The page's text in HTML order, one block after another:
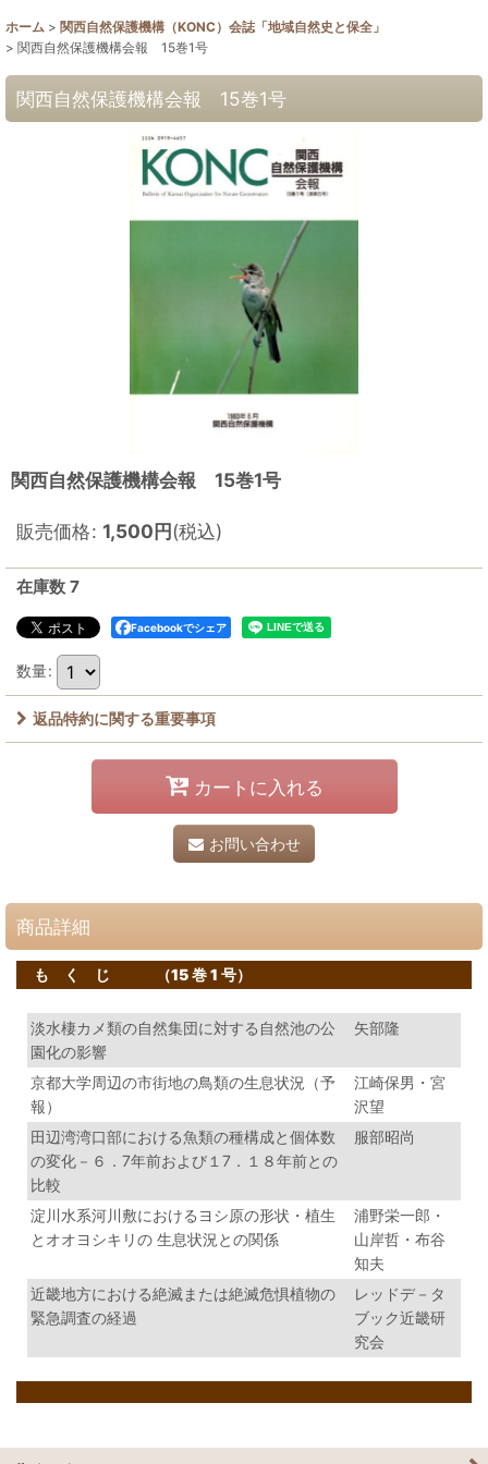
ホーム > 関西自然保護機構（KONC）会誌「地域自然史と保全」
> 関西自然保護機構会報 15巻1号
関西自然保護機構会報 15巻1号
関西自然保護機構会報 15巻1号
販売価格: 1,500円(税込)
在庫数 7
Facebookでシェア
数量:
返品特約に関する重要事項
カートに入れる
お問い合わせ
商品詳細
も く じ （15 巻 1 号）
淡水棲カメ類の自然集団に対する自然池の公
園化の影響
矢部隆
京都大学周辺の市街地の鳥類の生息状況（予
報）
江崎保男・宮
沢望
田辺湾湾口部における魚類の種構成と個体数
の変化－６．7年前および１7．１８年前との
比較
服部昭尚
淀川水系河川敷におけるヨシ原の形状・植生
とオオヨシキリの 生息状況との関係
浦野栄一郎・
山岸哲・布谷
知夫
近畿地方における絶滅または絶滅危惧植物の
緊急調査の経過
レッドデ－タ
ブック近畿研
究会